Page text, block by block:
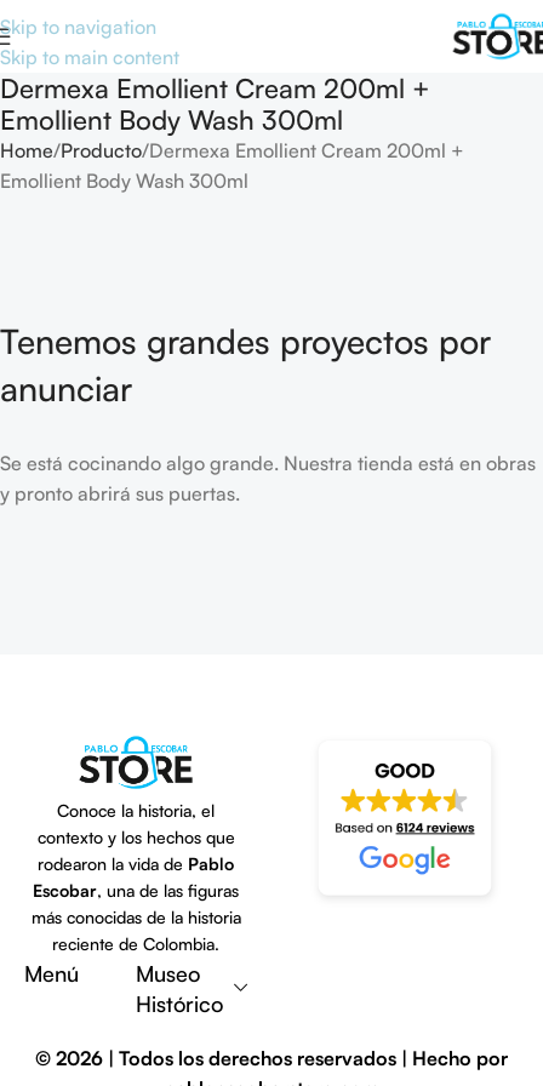
Skip to navigation
Skip to main content
Dermexa Emollient Cream 200ml +
Emollient Body Wash 300ml
Home Producto Dermexa Emollient Cream 200ml +
Emollient Body Wash 300ml
Tenemos grandes proyectos por
anunciar
Se está cocinando algo grande. Nuestra tienda está en obras
y pronto abrirá sus puertas.
Conoce la historia, el
contexto y los hechos que
rodearon la vida de Pablo
Escobar, una de las figuras
más conocidas de la historia
reciente de Colombia.
Menú
Museo
Histórico
© 2026 | Todos los derechos reservados | Hecho por